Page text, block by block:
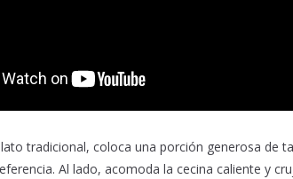
tradicional, coloca una porción generosa de
Al lado, acomoda la cecina caliente y